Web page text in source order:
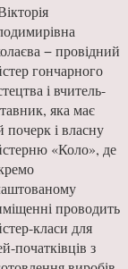
− провідний
гончарного
і вчитель-
яка має
почерк і власну
«Коло», де
про­водить
класи для
початківців з